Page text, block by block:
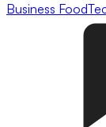
Business